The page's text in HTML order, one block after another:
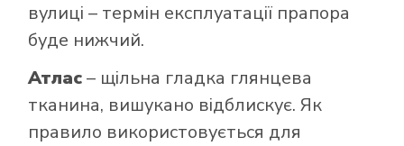
вулиці – термін експлуатації прапора
буде нижчий.
Атлас– щільна гладка глянцева
тканина, вишукано відблискує. Як
правило використовується для